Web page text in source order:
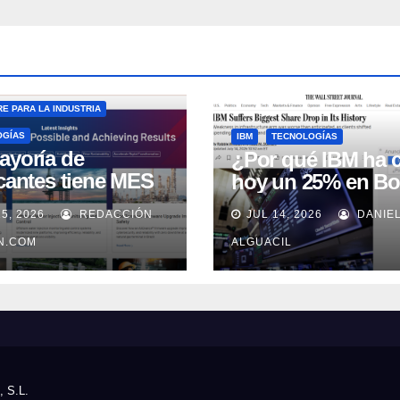
PARA LA INDUSTRIA
de
tiene MES
lo usa
según
Automation
2026 REDACCIÓN
IBM TECNOLOGÍAS
¿Por qué IBM ha
hoy un 25% en
JUL 14, 2026 DANIEL
ALGUACIL